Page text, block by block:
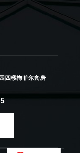
四楼梅菲尔套房